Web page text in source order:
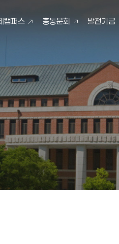
캠퍼스 총동문회 발전기금